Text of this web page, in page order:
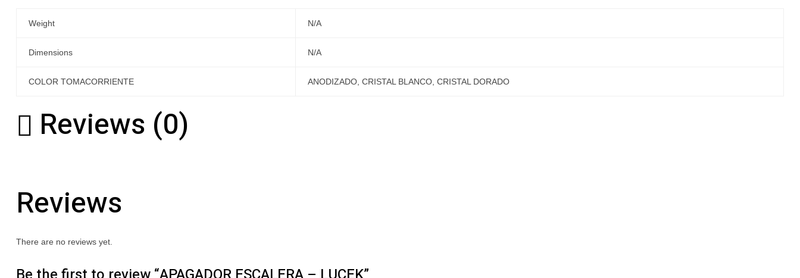
Weight N/A
Dimensions N/A
COLOR TOMACORRIENTE ANODIZADO, CRISTAL BLANCO, CRISTAL DORADO
Reviews (0)
Reviews
There are no reviews yet.